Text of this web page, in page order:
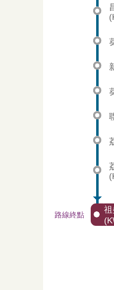
路線終點